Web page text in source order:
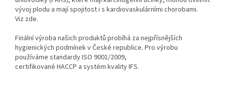
vývoj plodu a mají spojitost i s kardiovaskulárními chorobami.
Viz zde.
Finální výroba našich produktů probíhá za nejpřísnějších
hygienických podmínek v České republice. Pro výrobu
používáme standardy ISO 9001/2009,
certifikované HACCP a systém kvality IFS.